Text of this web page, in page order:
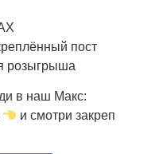
пост
розыгрыша
в наш Макс:
и смотри закреп